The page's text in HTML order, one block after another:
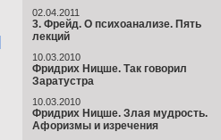
02.04.2011
3. Фрейд. О психоанализе. Пять
лекций
10.03.2010
Фридрих Ницше. Так говорил
Заратустра
10.03.2010
Фридрих Ницше. Злая мудрость.
Афоризмы и изречения